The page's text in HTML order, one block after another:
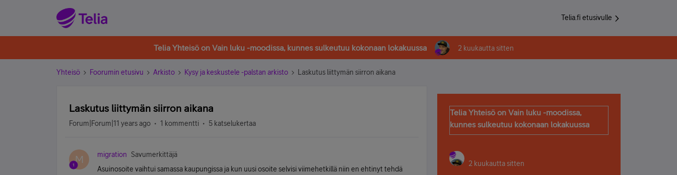
Telia.fi etusivulle
Telia Yhteisö on Vain luku -moodissa, kunnes sulkeutuu kokonaan lokakuussa 2 kuukautta sitten
Yhteisö Foorumin etusivu Arkisto Kysy ja keskustele -palstan arkisto Laskutus liittymän siirron aikana
Laskutus liittymän siirron aikana
Forum|Forum|11 years ago 1 kommentti 5 katselukertaa
M migration
Savumerkittäjä
Asuinosoite vaihtui samassa kaupungissa ja kun uusi osoite selvisi viimehetkillä niin en ehtinyt tehdä
Telia Yhteisö on Vain luku -moodissa,
kunnes sulkeutuu kokonaan lokakuussa
2 kuukautta sitten